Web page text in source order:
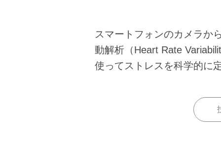
スマートフォンのカメラか
動解析（Heart Rate
使ってストレスを科学的に